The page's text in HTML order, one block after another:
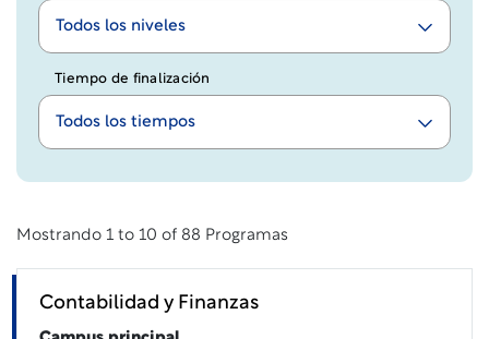
Todos los niveles
Tiempo de finalización
Todos los tiempos
Mostrando 1 to 10 of 88 Programas
Contabilidad y Finanzas